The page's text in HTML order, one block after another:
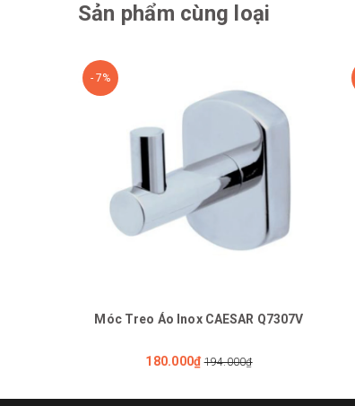
Sản phẩm cùng loại
- 7%
Móc Treo Áo Inox CAESAR Q7307V
180.000₫ 194.000₫